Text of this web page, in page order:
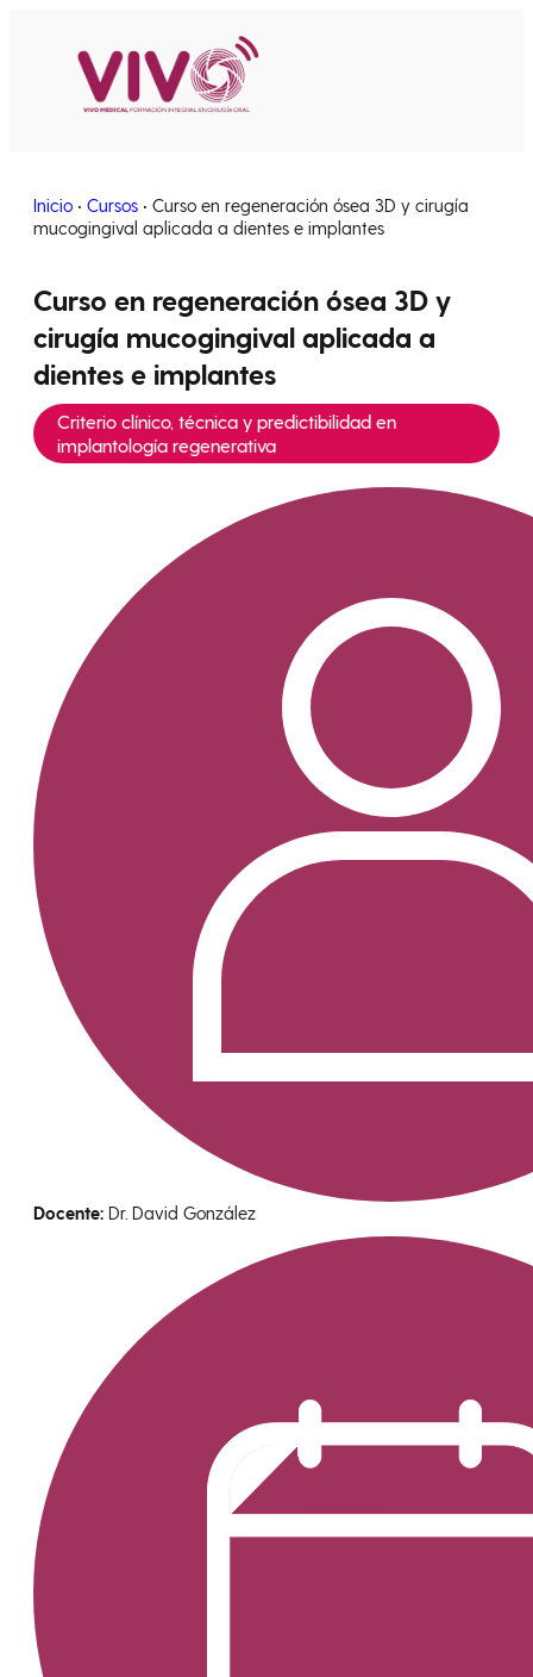
Inicio • Cursos • Curso en regeneración ósea 3D y cirugía
mucogingival aplicada a dientes e implantes
Curso en regeneración ósea 3D y
cirugía mucogingival aplicada a
dientes e implantes
Criterio clínico, técnica y predictibilidad en
implantología regenerativa
Docente: Dr. David González